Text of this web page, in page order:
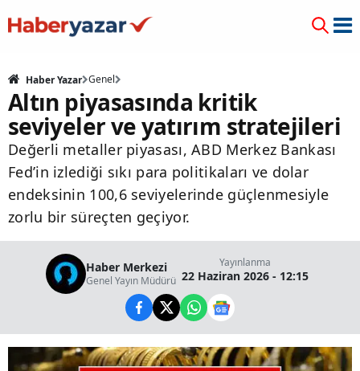
Haber Yazar Genel
Altın piyasasında kritik
seviyeler ve yatırım stratejileri
Değerli metaller piyasası, ABD Merkez Bankası
Fed’in izlediği sıkı para politikaları ve dolar
endeksinin 100,6 seviyelerinde güçlenmesiyle
zorlu bir süreçten geçiyor.
Haber Merkezi
Genel Yayın Müdürü
Yayınlanma
22 Haziran 2026 - 12:15